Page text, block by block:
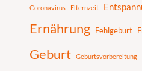
Coronavirus Elternzeit
Ernährung Fehlgeburt
Geburt Geburtsvorbereitung
e
n